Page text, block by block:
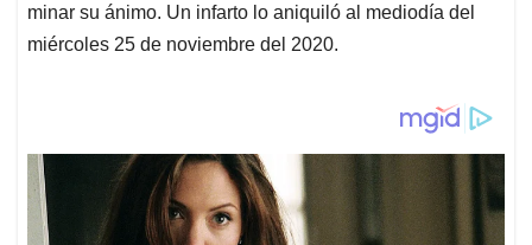
minar su ánimo. Un infarto lo aniquiló al mediodía del
miércoles 25 de noviembre del 2020.